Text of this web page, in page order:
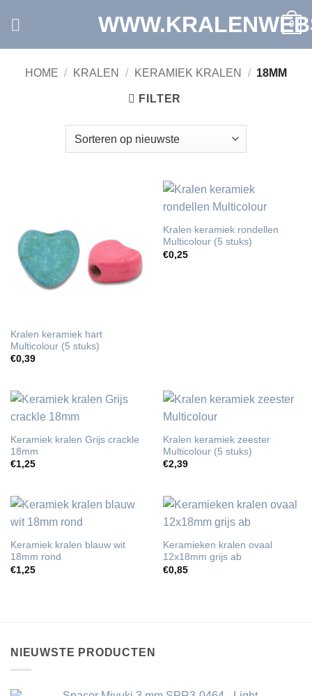
0
HOME / KRALEN / KERAMIEK KRALEN / 18MM
FILTER
Kralen keramiek hart
Multicolour (5 stuks)
€0,39
Kralen keramiek rondellen
Multicolour (5 stuks)
€0,25
Keramiek kralen Grijs crackle
18mm
€1,25
Kralen keramiek zeester
Multicolour (5 stuks)
€2,39
Keramiek kralen blauw wit
18mm rond
€1,25
Keramieken kralen ovaal
12x18mm grijs ab
€0,85
NIEUWSTE PRODUCTEN